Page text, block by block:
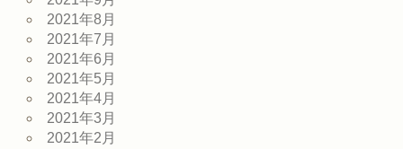
2021年8月
2021年7月
2021年6月
2021年5月
2021年4月
2021年3月
2021年2月